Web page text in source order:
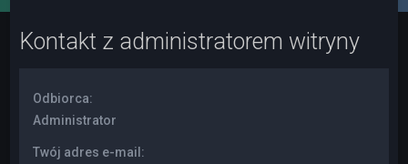
Kontakt z administratorem witryny
Odbiorca:
Administrator
Twój adres e-mail: